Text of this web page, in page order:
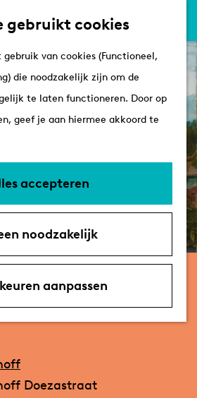
gebruikt cookies
van cookies (Functioneel,
die noodzakelijk zijn om de
te laten functioneren. Door op
geef je aan hiermee akkoord te
accepteren
noodzakelijk
aanpassen
Z
e
k
e
n
e
n
u
Routes
Winkelen
Plan je bezoek
Tips
Arrangementen
parkeren
Doezastraat